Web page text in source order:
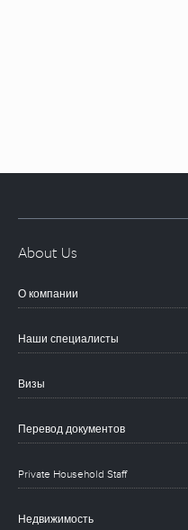
About Us
О компании
Наши специалисты
Визы
Перевод документов
Private Household Staff
Недвижимость